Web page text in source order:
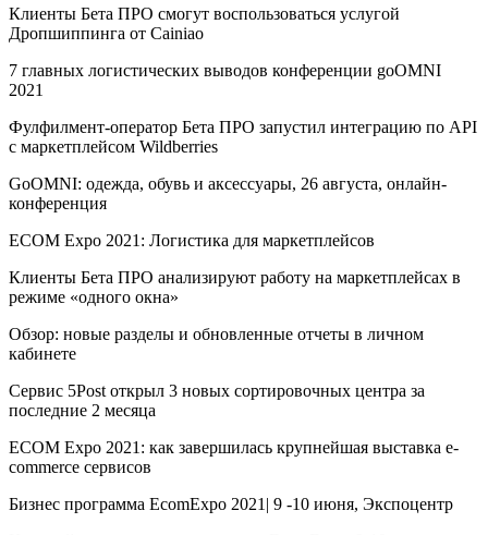
Клиенты Бета ПРО смогут воспользоваться услугой
Дропшиппинга от Cainiao
7 главных логистических выводов конференции goOMNI
2021
Фулфилмент-оператор Бета ПРО запустил интеграцию по API
с маркетплейсом Wildberries
GoOMNI: одежда, обувь и аксессуары, 26 августа, онлайн-
конференция
ECOM Expo 2021: Логистика для маркетплейсов
Клиенты Бета ПРО анализируют работу на маркетплейсах в
режиме «одного окна»
Обзор: новые разделы и обновленные отчеты в личном
кабинете
Сервис 5Post открыл 3 новых сортировочных центра за
последние 2 месяца
ECOM Expo 2021: как завершилась крупнейшая выставка e-
commerce сервисов
Бизнес программа EcomExpo 2021| 9 -10 июня, Экспоцентр